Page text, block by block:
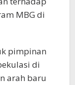
MBG di
pimpinan
di
arah baru